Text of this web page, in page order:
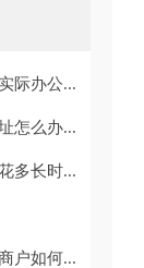
际办公...
怎么办...
多长时...
户如何...